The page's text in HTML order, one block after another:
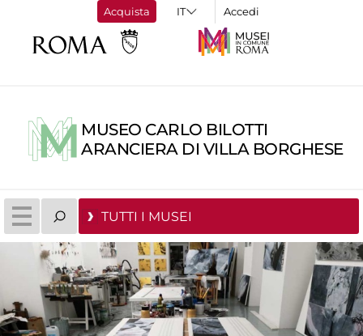
Acquista Accedi
MUSEO CARLO BILOTTI
ARANCIERA DI VILLA BORGHESE
TUTTI I MUSEI